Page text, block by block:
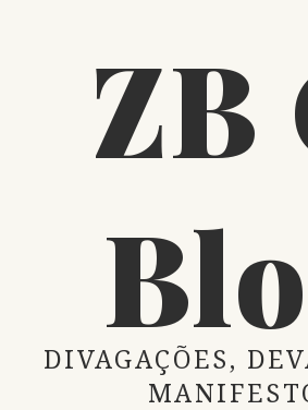
ZB
DIVAGAÇÕES,